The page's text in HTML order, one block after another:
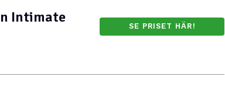
Intimate
SE PRISET HÄR!